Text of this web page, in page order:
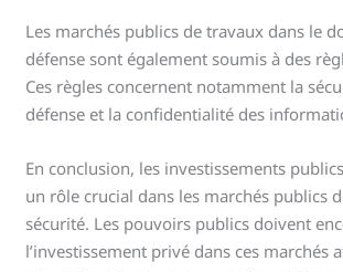
Les marchés publics de travaux dans le
défense sont également soumis à des
Ces règles concernent notamment la
défense et la confidentialité des
En conclusion, les investissements
un rôle crucial dans les marchés publics
sécurité. Les pouvoirs publics doivent
l’investissement privé dans ces marchés